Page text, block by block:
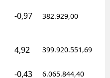
-0,97 382.929,00
4,92 399.920.551,69
-0,43 6.065.844,40